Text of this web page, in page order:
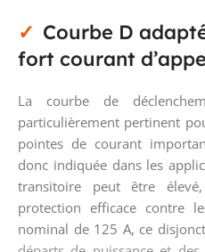
Courbe D
fort courant
La courbe de
particulièrement pertinent
pointes de courant
donc indiquée dans les
transitoire peut être
protection efficace contre
nominal de 125 A, ce